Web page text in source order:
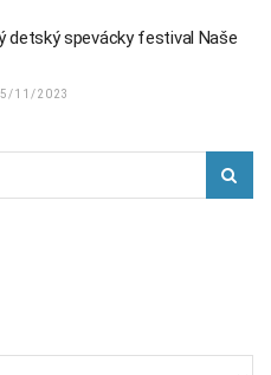
detský spevácky festival Naše
11/2023